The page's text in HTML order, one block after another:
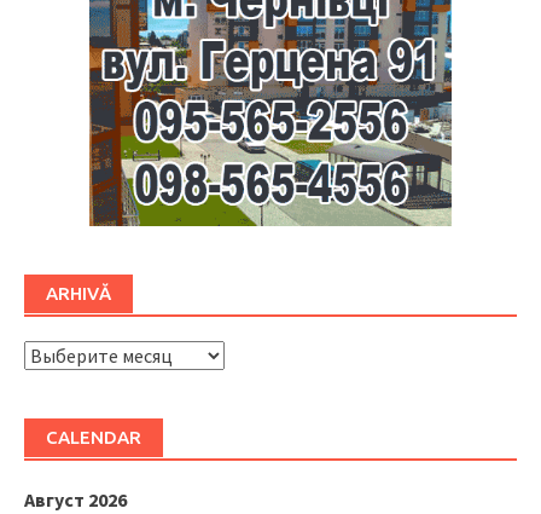
ARHIVĂ
ARHIVĂ
CALENDAR
Август 2026